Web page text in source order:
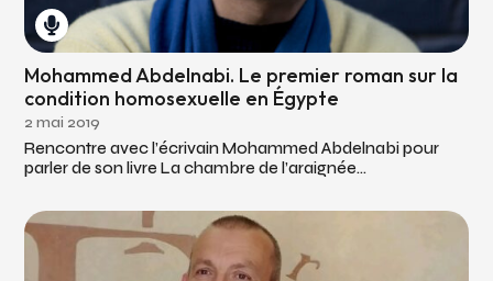
Mohammed Abdelnabi. Le premier roman sur la
condition homosexuelle en Égypte
2 mai 2019
Rencontre avec l’écrivain Mohammed Abdelnabi pour
parler de son livre La chambre de l’araignée...